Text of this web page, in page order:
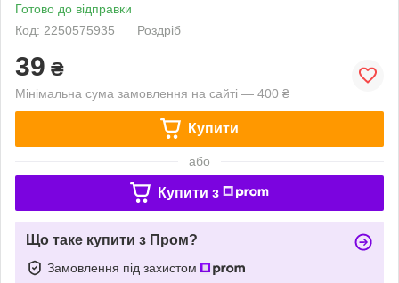
Готово до відправки
Код: 2250575935
Роздріб
39 ₴
Мінімальна сума замовлення на сайті — 400 ₴
Купити
або
Купити з
Що таке купити з Пром?
Замовлення під захистом